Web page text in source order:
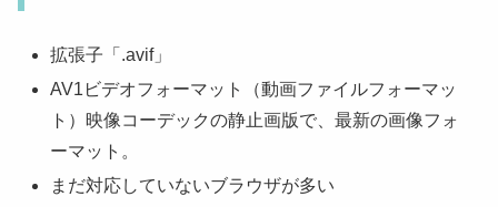
拡張子「.avif」
AV1ビデオフォーマット（動画ファイルフォーマッ
ト）映像コーデックの静止画版で、最新の画像フォ
ーマット。
まだ対応していないブラウザが多い